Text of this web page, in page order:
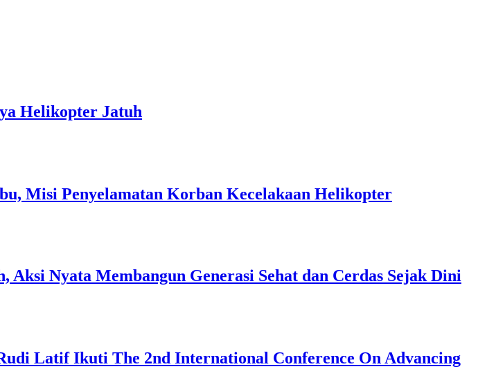
Helikopter Jatuh
Misi Penyelamatan Korban Kecelakaan Helikopter
Nyata Membangun Generasi Sehat dan Cerdas Sejak Dini
Latif Ikuti The 2nd International Conference On Advancing